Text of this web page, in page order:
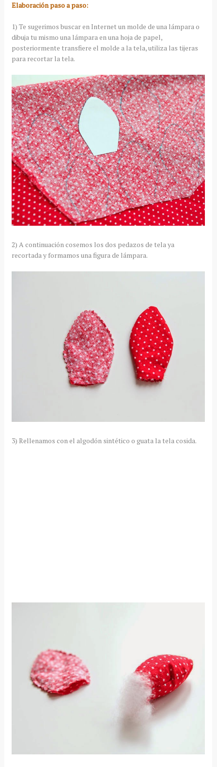
Elaboración paso a paso:
1) Te sugerimos buscar en Internet un molde de una lámpara o
dibuja tu mismo una lámpara en una hoja de papel,
posteriormente transfiere el molde a la tela, utiliza las tijeras
para recortar la tela.
2) A continuación cosemos los dos pedazos de tela ya
recortada y formamos una figura de lámpara.
3) Rellenamos con el algodón sintético o guata la tela cosida.